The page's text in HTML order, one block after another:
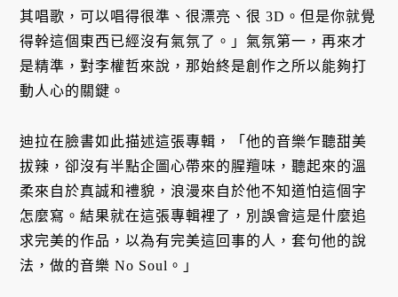
其唱歌，可以唱得很準、很漂亮、很 3D。但是你就覺
得幹這個東西已經沒有氣氛了。」氣氛第一，再來才
是精準，對李權哲來說，那始終是創作之所以能夠打
動人心的關鍵。
迪拉在臉書如此描述這張專輯，「他的音樂乍聽甜美
拔辣，卻沒有半點企圖心帶來的腥羶味，聽起來的溫
柔來自於真誠和禮貌，浪漫來自於他不知道怕這個字
怎麼寫。結果就在這張專輯裡了，別誤會這是什麼追
求完美的作品，以為有完美這回事的人，套句他的說
法，做的音樂 No Soul。」